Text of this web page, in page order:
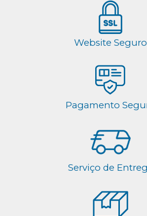
Website Seguro
Pagamento
Serviço de